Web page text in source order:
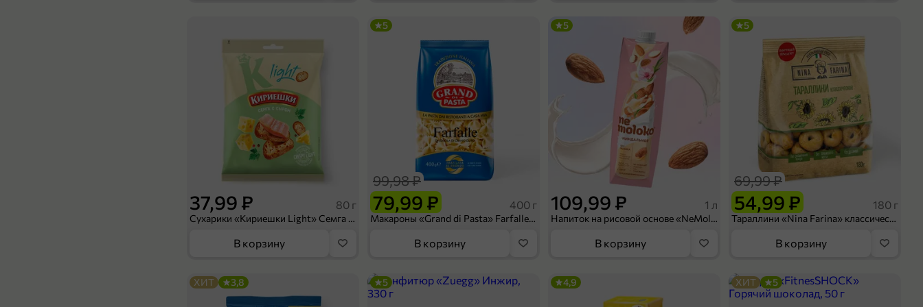
400 г 49,99 ₽ 400 г
Макаронные изделия «Cardinale» Спирали, 400 г
37,99 ₽ 80 г
Сухарики «Кириешки Light» Семга с сыром, 80 г
В корзину
79,99 ₽
99,98 ₽
400 г
Макароны «Grand di Pasta» Farfalle, 400 г
5
В корзину
109,99 ₽ 1 л
Напиток на рисовой основе «NeMoloko» «Миндальный», 1 л
5
В корзину
54,99 ₽
69,99 ₽
180 г
Тараллини «Nina Farina» классические, 180 г
5
В корзину
ХИТ 3,8 5 4,9 ХИТ 5